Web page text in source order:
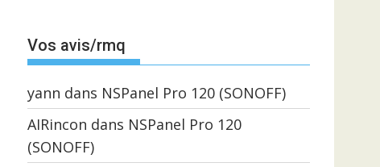
Vos avis/rmq
yann dans NSPanel Pro 120 (SONOFF)
AIRincon dans NSPanel Pro 120
(SONOFF)